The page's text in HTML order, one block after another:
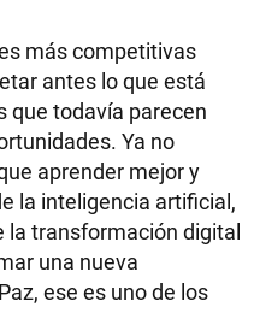
más competitivas
antes lo que está
que todavía parecen
Ya no
aprender mejor y
la inteligencia artificial,
la transformación digital
una nueva
ese es uno de los